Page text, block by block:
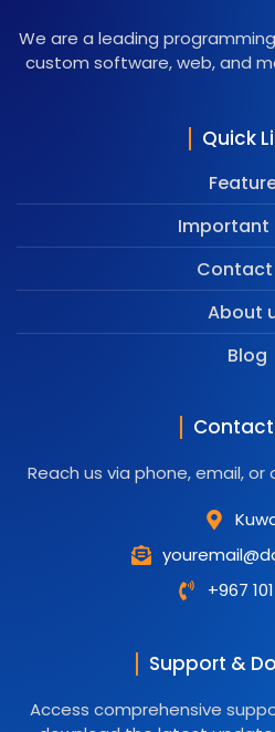
We are a leading
custom software, web, and
Quick
Important
Contact
About
Blog
Reach us via phone, email,
+967
Support &
Access comprehensive